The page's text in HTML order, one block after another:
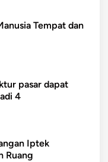
Tempat dan
pasar dapat
4
Iptek
Ruang